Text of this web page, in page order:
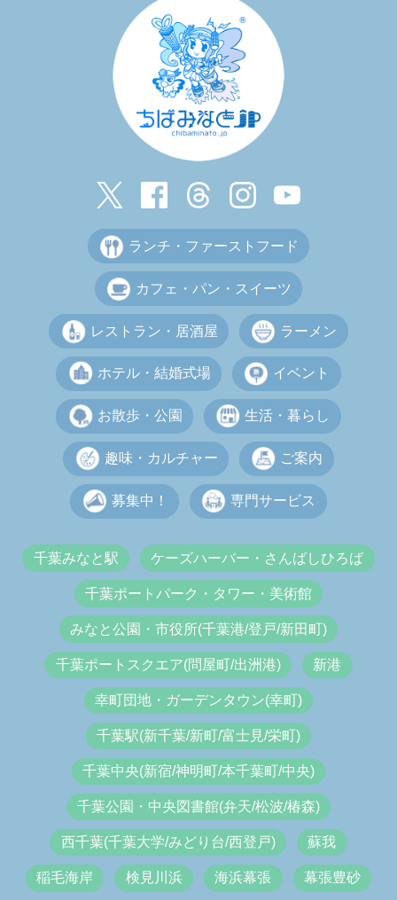
ランチ・ファーストフード
カフェ・パン・スイーツ
レストラン・居酒屋 ラーメン
ホテル・結婚式場 イベント
お散歩・公園 生活・暮らし
趣味・カルチャー ご案内
募集中！ 専門サービス
千葉みなと駅 ケーズハーバー・さんばしひろば
千葉ポートパーク・タワー・美術館
みなと公園・市役所(千葉港/登戸/新田町)
千葉ポートスクエア(問屋町/出洲港) 新港
幸町団地・ガーデンタウン(幸町)
千葉駅(新千葉/新町/富士見/栄町)
千葉中央(新宿/神明町/本千葉町/中央)
千葉公園・中央図書館(弁天/松波/椿森)
西千葉(千葉大学/みどり台/西登戸) 蘇我
稲毛海岸 検見川浜 海浜幕張 幕張豊砂